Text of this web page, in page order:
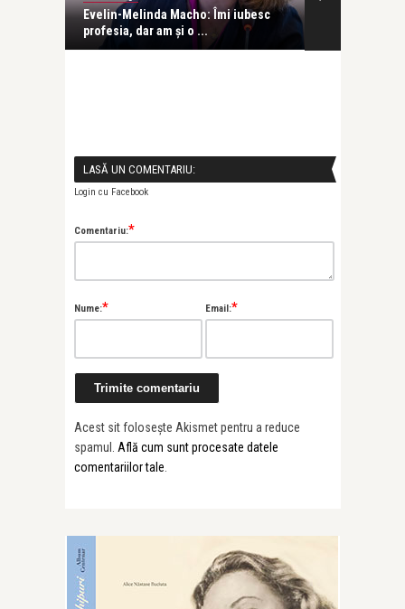
Evelin-Melinda Macho: Îmi iubesc
profesia, dar am și o ...
LASĂ UN COMENTARIU:
Login cu Facebook
Comentariu:*
Nume:* Email:*
Acest sit folosește Akismet pentru a reduce
spamul. Află cum sunt procesate datele
comentariilor tale